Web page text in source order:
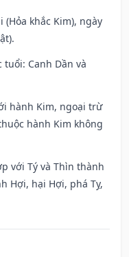
(Hỏa khắc Kim), ngày
tuổi: Canh Dần và
hành Kim, ngoại trừ
hành Kim không
với Tý và Thìn thành
Hợi, hại Hợi, phá Tỵ,